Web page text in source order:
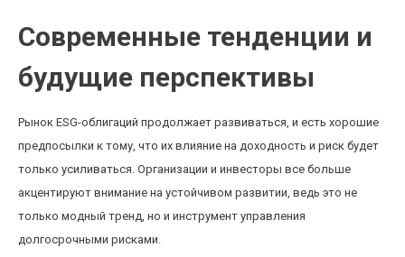
Современные тенденции и
будущие перспективы
Рынок ESG-облигаций продолжает развиваться, и есть хорошие
предпосылки к тому, что их влияние на доходность и риск будет
только усиливаться. Организации и инвесторы все больше
акцентируют внимание на устойчивом развитии, ведь это не
только модный тренд, но и инструмент управления
долгосрочными рисками.